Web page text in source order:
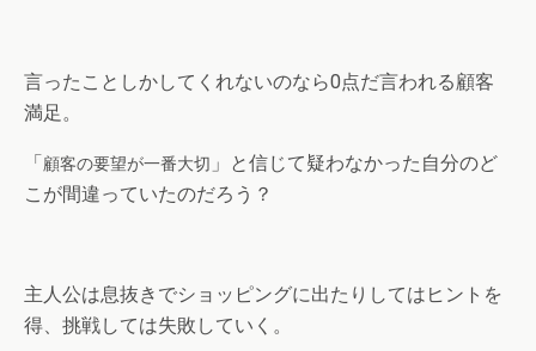
言ったことしかしてくれないのなら0点だ言われる顧客
満足。
「 顧客の要望が一番大切 」と信じて疑わなかった自分のど
こが間違っていたのだろう？
主人公は息抜きでショッピングに出たりしてはヒントを
得、挑戦しては失敗していく。